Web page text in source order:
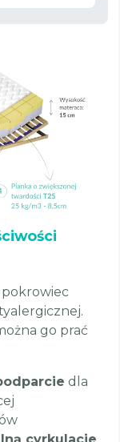
pokrowiec
go prać
dla